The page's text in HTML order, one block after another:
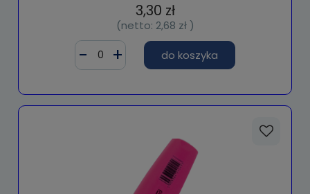
3,30 zł
(netto: 2,68 zł)
do koszyka